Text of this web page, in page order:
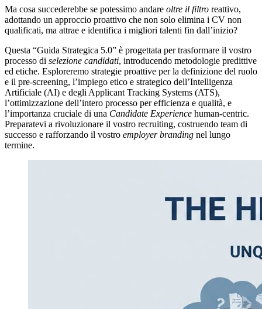
Ma cosa succederebbe se potessimo andare oltre il filtro reattivo,
adottando un approccio proattivo che non solo elimina i CV non
qualificati, ma attrae e identifica i migliori talenti fin dall’inizio?
Questa “Guida Strategica 5.0” è progettata per trasformare il vostro
processo di selezione candidati, introducendo metodologie predittive
ed etiche. Esploreremo strategie proattive per la definizione del ruolo
e il pre-screening, l’impiego etico e strategico dell’Intelligenza
Artificiale (AI) e degli Applicant Tracking Systems (ATS),
l’ottimizzazione dell’intero processo per efficienza e qualità, e
l’importanza cruciale di una Candidate Experience human-centric.
Preparatevi a rivoluzionare il vostro recruiting, costruendo team di
successo e rafforzando il vostro employer branding nel lungo
termine.